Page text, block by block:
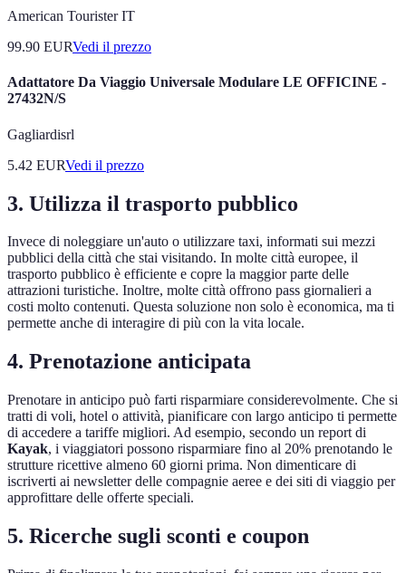
American Tourister IT
99.90 EURVedi il prezzo
Adattatore Da Viaggio Universale Modulare LE OFFICINE -
27432N/S
Gagliardisrl
5.42 EURVedi il prezzo
3. Utilizza il trasporto pubblico
Invece di noleggiare un'auto o utilizzare taxi, informati sui mezzi
pubblici della città che stai visitando. In molte città europee, il
trasporto pubblico è efficiente e copre la maggior parte delle
attrazioni turistiche. Inoltre, molte città offrono pass giornalieri a
costi molto contenuti. Questa soluzione non solo è economica, ma ti
permette anche di interagire di più con la vita locale.
4. Prenotazione anticipata
Prenotare in anticipo può farti risparmiare considerevolmente. Che si
tratti di voli, hotel o attività, pianificare con largo anticipo ti permette
di accedere a tariffe migliori. Ad esempio, secondo un report di
Kayak, i viaggiatori possono risparmiare fino al 20% prenotando le
strutture ricettive almeno 60 giorni prima. Non dimenticare di
iscriverti ai newsletter delle compagnie aeree e dei siti di viaggio per
approfittare delle offerte speciali.
5. Ricerche sugli sconti e coupon